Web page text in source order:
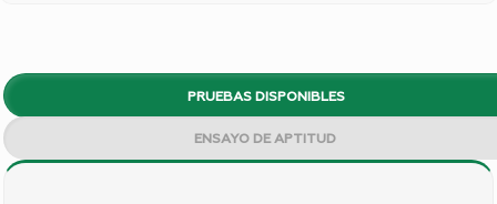
PRUEBAS DISPONIBLES
ENSAYO DE APTITUD